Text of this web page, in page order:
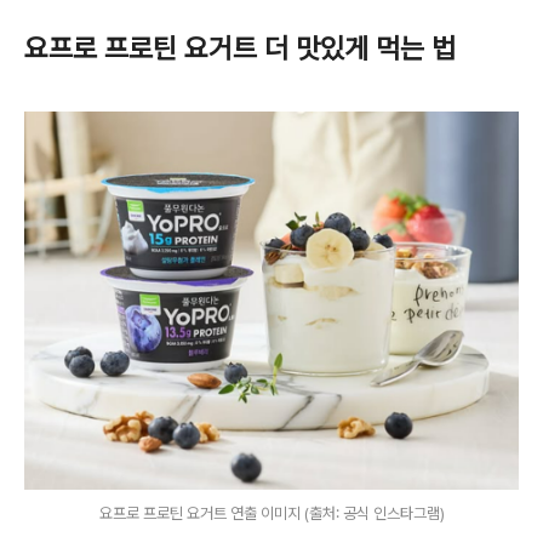
요프로 프로틴 요거트 더 맛있게 먹는 법
요프로 프로틴 요거트 연출 이미지 (출처: 공식 인스타그램)